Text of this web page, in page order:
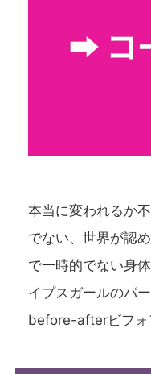
本当に変われるか
でない、世界が認
で一時的でない身
イプスガールのパ
before-afterビフォ